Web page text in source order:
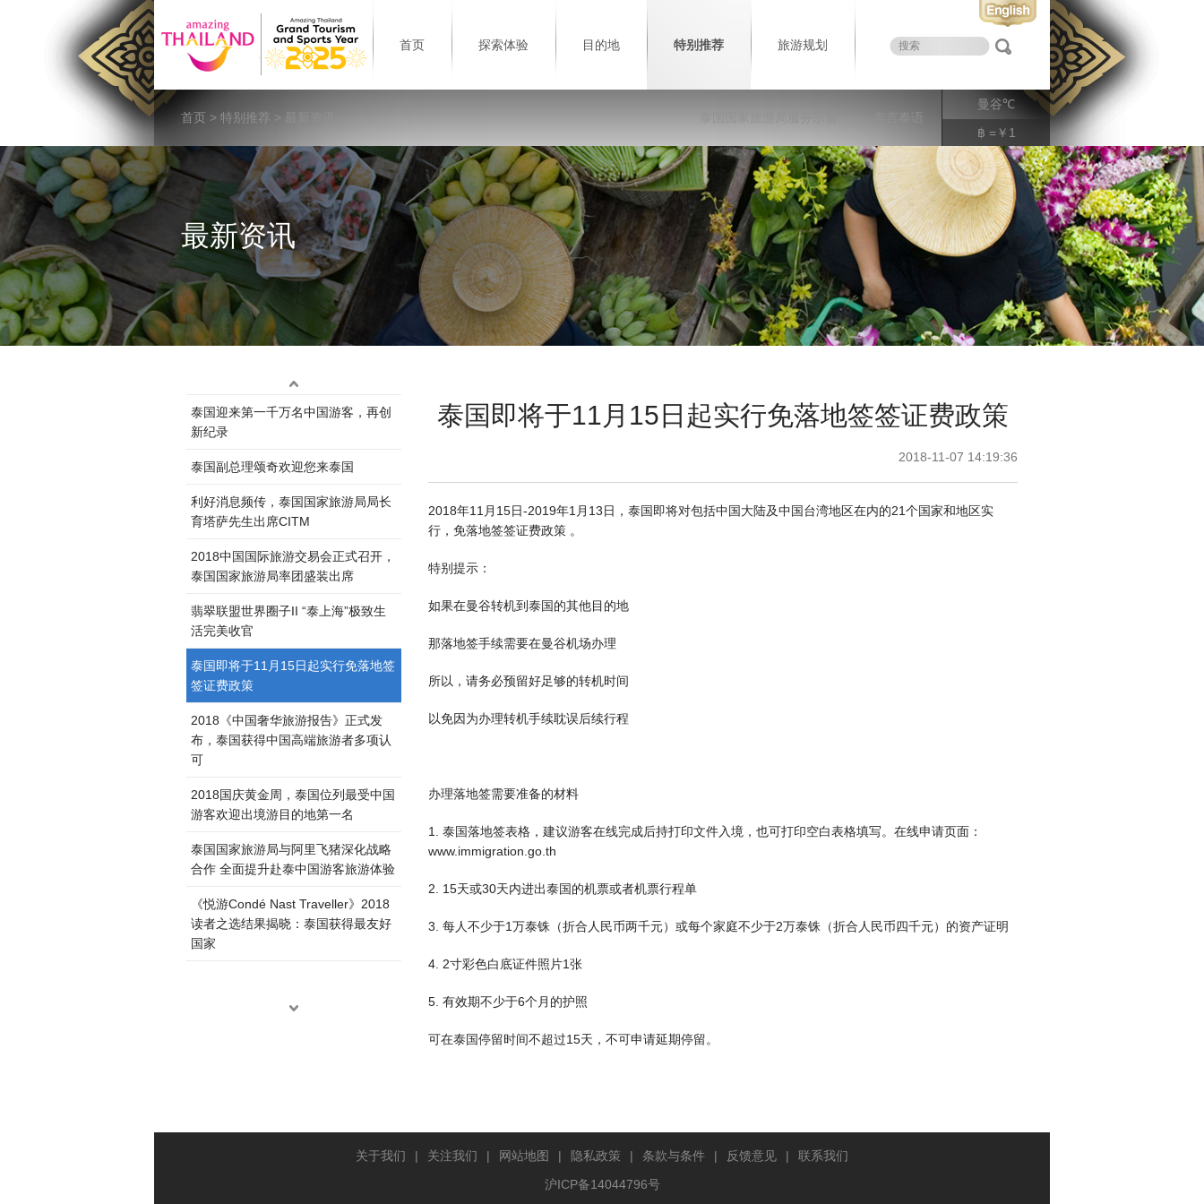
首页 探索体验 目的地 特别推荐 旅游规划
曼谷℃
฿ =￥1
首页 > 特别推荐 > 最新资讯
最新资讯
泰国迎来第一千万名中国游客，再创
新纪录
泰国副总理颂奇欢迎您来泰国
利好消息频传，泰国国家旅游局局长
育塔萨先生出席CITM
2018中国国际旅游交易会正式召开，
泰国国家旅游局率团盛装出席
翡翠联盟世界圈子II “泰上海”极致生
活完美收官
泰国即将于11月15日起实行免落地签
签证费政策
2018《中国奢华旅游报告》正式发
布，泰国获得中国高端旅游者多项认
可
2018国庆黄金周，泰国位列最受中国
游客欢迎出境游目的地第一名
泰国国家旅游局与阿里飞猪深化战略
合作 全面提升赴泰中国游客旅游体验
《悦游Condé Nast Traveller》2018
读者之选结果揭晓：泰国获得最友好
国家
泰国即将于11月15日起实行免落地签签证费政策
2018-11-07 14:19:36
2018年11月15日-2019年1月13日，泰国即将对包括中国大陆及中国台湾地区在内的21个国家和地区实
行，免落地签签证费政策 。
特别提示：
如果在曼谷转机到泰国的其他目的地
那落地签手续需要在曼谷机场办理
所以，请务必预留好足够的转机时间
以免因为办理转机手续耽误后续行程
办理落地签需要准备的材料
1. 泰国落地签表格，建议游客在线完成后持打印文件入境，也可打印空白表格填写。在线申请页面：
www.immigration.go.th
2. 15天或30天内进出泰国的机票或者机票行程单
3. 每人不少于1万泰铢（折合人民币两千元）或每个家庭不少于2万泰铢（折合人民币四千元）的资产证明
4. 2寸彩色白底证件照片1张
5. 有效期不少于6个月的护照
可在泰国停留时间不超过15天，不可申请延期停留。
关于我们 | 关注我们 | 网站地图 | 隐私政策 | 条款与条件 | 反馈意见 |
联系我们
沪ICP备14044796号